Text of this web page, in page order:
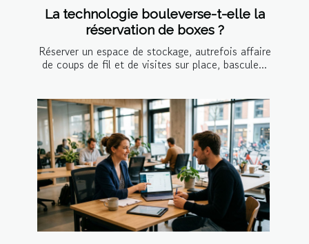
La technologie bouleverse-t-elle la
réservation de boxes ?
Réserver un espace de stockage, autrefois affaire
de coups de fil et de visites sur place, bascule...